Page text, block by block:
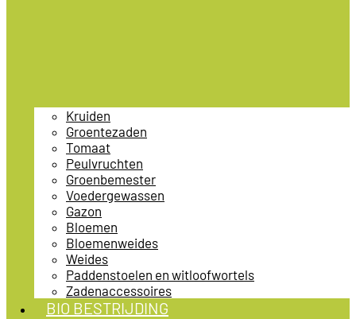
Kruiden
Groentezaden
Tomaat
Peulvruchten
Groenbemester
Voedergewassen
Gazon
Bloemen
Bloemenweides
Weides
Paddenstoelen en witloofwortels
Zadenaccessoires
BIO BESTRIJDING